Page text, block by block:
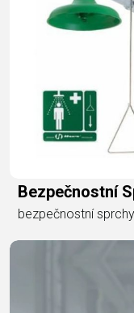
Bezpečnostní
bezpečnostní